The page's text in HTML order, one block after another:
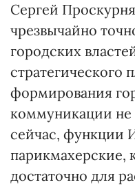
Сергей
чрезвычайно
городских
стратегического
формирования
коммуникации не
сейчас, функции
парикмахерские,
достаточно для